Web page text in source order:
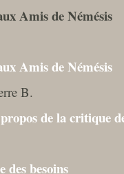
Amis de Némésis
Amis de Némésis
B.
de la critique
des besoins